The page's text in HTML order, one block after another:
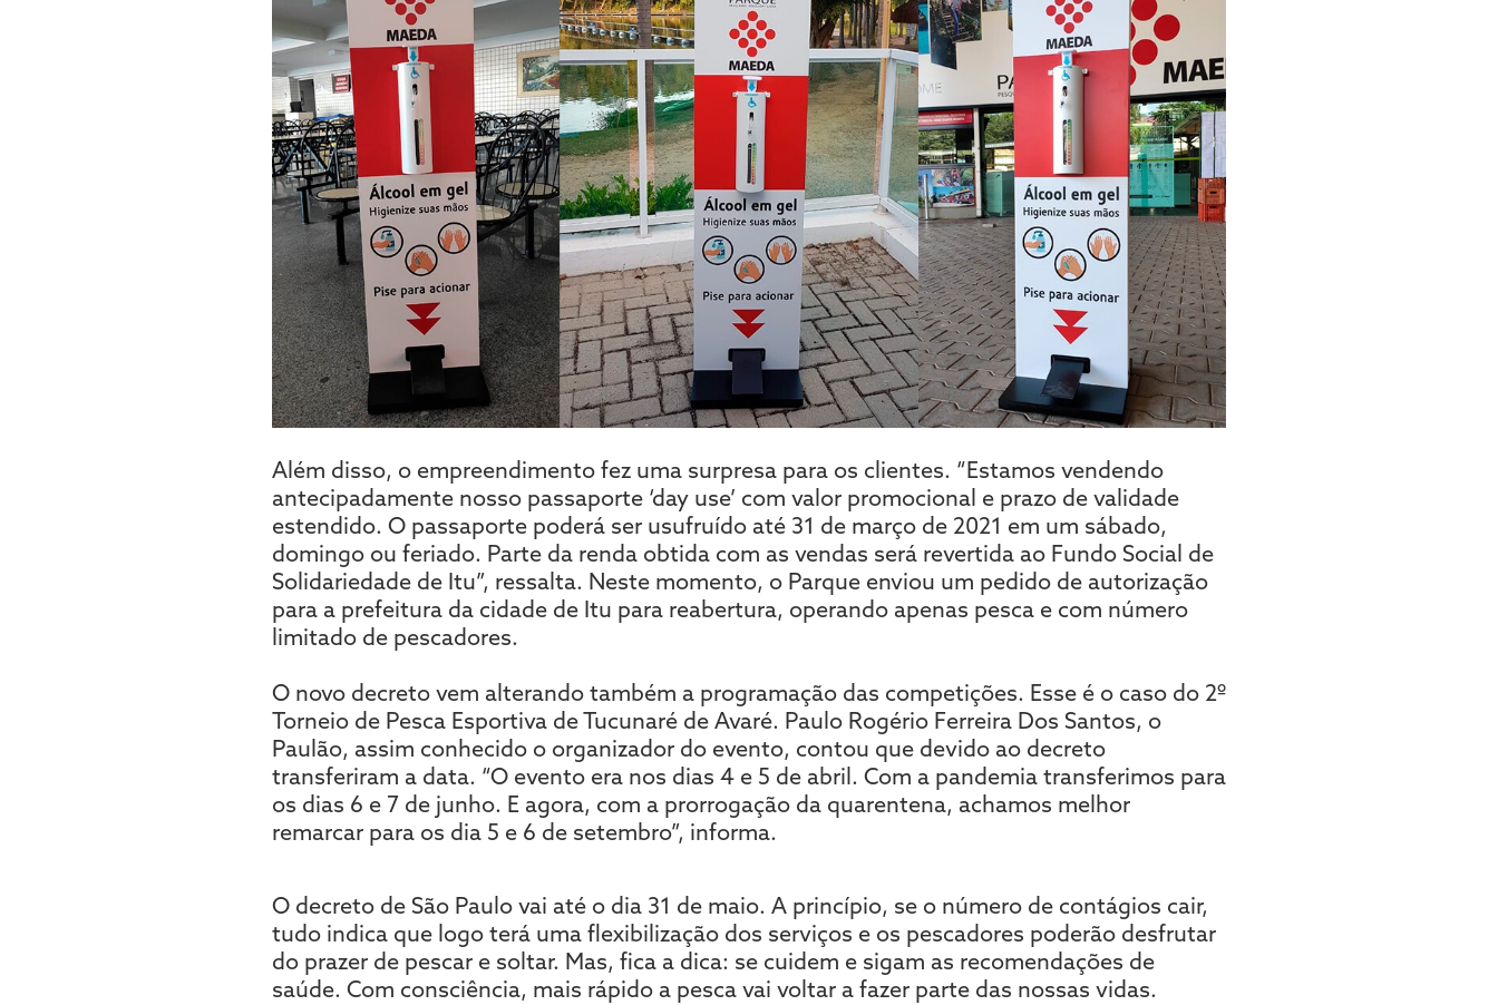
Além disso, o empreendimento fez uma surpresa para os clientes. “Estamos vendendo
antecipadamente nosso passaporte ‘day use’ com valor promocional e prazo de validade
estendido. O passaporte poderá ser usufruído até 31 de março de 2021 em um sábado,
domingo ou feriado. Parte da renda obtida com as vendas será revertida ao Fundo Social de
Solidariedade de Itu”, ressalta. Neste momento, o Parque enviou um pedido de autorização
para a prefeitura da cidade de Itu para reabertura, operando apenas pesca e com número
limitado de pescadores.
O novo decreto vem alterando também a programação das competições. Esse é o caso do 2º
Torneio de Pesca Esportiva de Tucunaré de Avaré. Paulo Rogério Ferreira Dos Santos, o
Paulão, assim conhecido o organizador do evento, contou que devido ao decreto
transferiram a data. “O evento era nos dias 4 e 5 de abril. Com a pandemia transferimos para
os dias 6 e 7 de junho. E agora, com a prorrogação da quarentena, achamos melhor
remarcar para os dia 5 e 6 de setembro”, informa.
O decreto de São Paulo vai até o dia 31 de maio. A princípio, se o número de contágios cair,
tudo indica que logo terá uma flexibilização dos serviços e os pescadores poderão desfrutar
do prazer de pescar e soltar. Mas, fica a dica: se cuidem e sigam as recomendações de
saúde. Com consciência, mais rápido a pesca vai voltar a fazer parte das nossas vidas.